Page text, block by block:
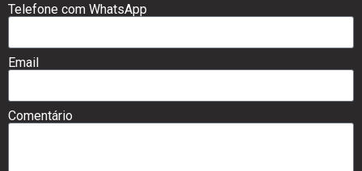
Telefone com WhatsApp
Email
Comentário